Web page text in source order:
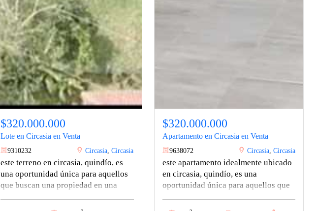
$320.000.000
Lote en Circasia en Venta
9310232 Circasia ,Circasia
este terreno en circasia, quindío, es
una oportunidad única para aquellos
que buscan una propiedad en una
potencial. con un área de 2200 metros
$320.000.000
Apartamento en Circasia en Venta
9638072 Circasia, Circasia
este apartamento idealmente ubicado
en circasia, quindío, es una
oportunidad única para aquellos que
llena de naturaleza en el corazón de